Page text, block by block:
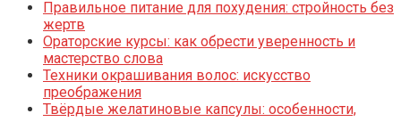
Правильное питание для похудения: стройность без
жертв
Ораторские курсы: как обрести уверенность и
мастерство слова
Техники окрашивания волос: искусство
преображения
Твёрдые желатиновые капсулы: особенности,